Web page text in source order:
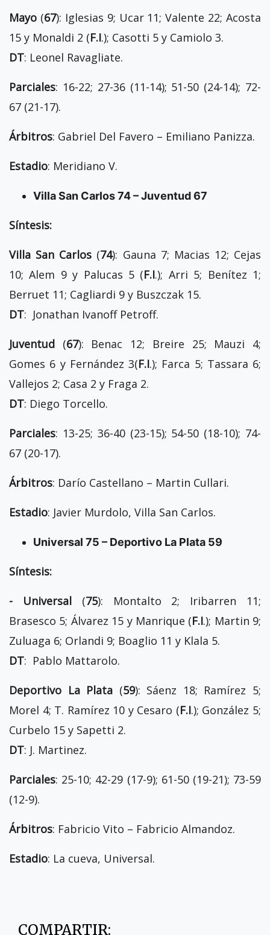
Mayo (67): Iglesias 9; Ucar 11; Valente 22; Acosta
15 y Monaldi 2 (F.I.); Casotti 5 y Camiolo 3.
DT: Leonel Ravagliate.
Parciales: 16-22; 27-36 (11-14); 51-50 (24-14); 72-
67 (21-17).
Árbitros: Gabriel Del Favero – Emiliano Panizza.
Estadio: Meridiano V.
Villa San Carlos 74 – Juventud 67
Síntesis:
Villa San Carlos (74): Gauna 7; Macias 12; Cejas
10; Alem 9 y Palucas 5 (F.I.); Arri 5; Benítez 1;
Berruet 11; Cagliardi 9 y Buszczak 15.
DT: Jonathan Ivanoff Petroff.
Juventud (67): Benac 12; Breire 25; Mauzi 4;
Gomes 6 y Fernández 3(F.I.); Farca 5; Tassara 6;
Vallejos 2; Casa 2 y Fraga 2.
DT: Diego Torcello.
Parciales: 13-25; 36-40 (23-15); 54-50 (18-10); 74-
67 (20-17).
Árbitros: Darío Castellano – Martin Cullari.
Estadio: Javier Murdolo, Villa San Carlos.
Universal 75 – Deportivo La Plata 59
Síntesis:
- Universal (75): Montalto 2; Iribarren 11;
Brasesco 5; Álvarez 15 y Manrique (F.I.); Martin 9;
Zuluaga 6; Orlandi 9; Boaglio 11 y Klala 5.
DT: Pablo Mattarolo.
Deportivo La Plata (59): Sáenz 18; Ramírez 5;
Morel 4; T. Ramírez 10 y Cesaro (F.I.); González 5;
Curbelo 15 y Sapetti 2.
DT: J. Martinez.
Parciales: 25-10; 42-29 (17-9); 61-50 (19-21); 73-59
(12-9).
Árbitros: Fabricio Vito – Fabricio Almandoz.
Estadio: La cueva, Universal.
COMPARTIR: